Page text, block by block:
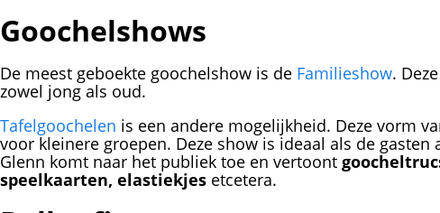
Goochelshows
De meest geboekte goochelshow is de Familieshow.
zowel jong als oud.
Tafelgoochelen is een andere mogelijkheid. Deze vorm
voor kleinere groepen. Deze show is ideaal als de gasten
Glenn komt naar het publiek toe en vertoont
speelkaarten, elastiekjes etcetera.